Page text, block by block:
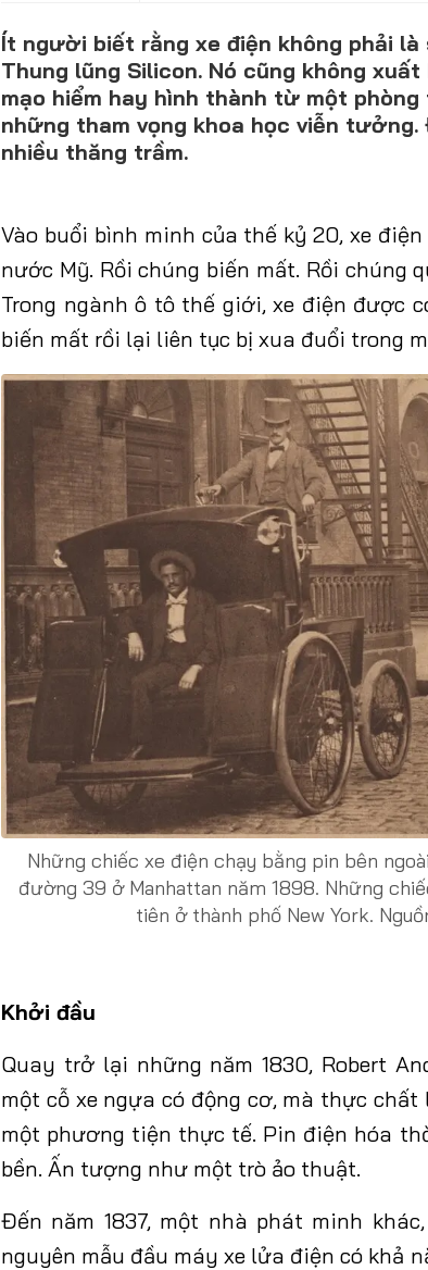
CONTACT US
0972271616
Ít người biết rằng xe điện không phải
Thung lũng Silicon. Nó cũng không
mạo hiểm hay hình thành từ một
những tham vọng khoa học viễn
nhiều thăng trầm.
Vào buổi bình minh của thế kỷ 20, xe
nước Mỹ. Rồi chúng biến mất. Rồi chúng
Trong ngành ô tô thế giới,xe điện được
biến mất rồi lại liên tục bị xua đuổi trong
Những chiếc xe điện chạy bằng pin bên
đường 39 ở Manhattan năm 1898. Những
tiên ở thành phố New York.
Khởi đầu
Quay trở lại những năm 1830, Robert
một cỗ xe ngựa có động cơ, mà thực
một phương tiện thực tế. Pin điện hóa
bền. Ấn tượng như một trò ảo thuật.
Đến năm 1837, một nhà phát minh
nguyên mẫu đầu máy xe lửa điện có khả